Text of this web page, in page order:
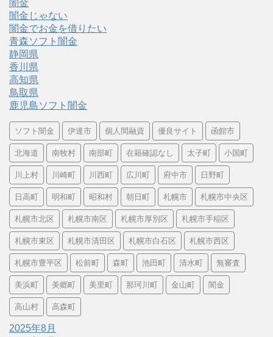
闇金
闇金じゃない
闇金でお金を借りたい
青森ソフト闇金
静岡県
香川県
高知県
鳥取県
鹿児島ソフト闇金
ソフト闇金 伊達市 個人間融資 優良サイト 函館市
北海道 南牧村 南部町 在籍確認なし 太子町 小国町
川上村 川崎町 川西町 広川町 府中市 日野町
日高町 明和町 昭和村 朝日町 札幌市 札幌市中央区
札幌市北区 札幌市南区 札幌市厚別区 札幌市手稲区
札幌市東区 札幌市清田区 札幌市白石区 札幌市西区
札幌市豊平区 松前町 森町 池田町 清水町 無審査
美浜町 美郷町 美里町 那珂川町 金山町 闇金
高山村 高森町
2025年8月